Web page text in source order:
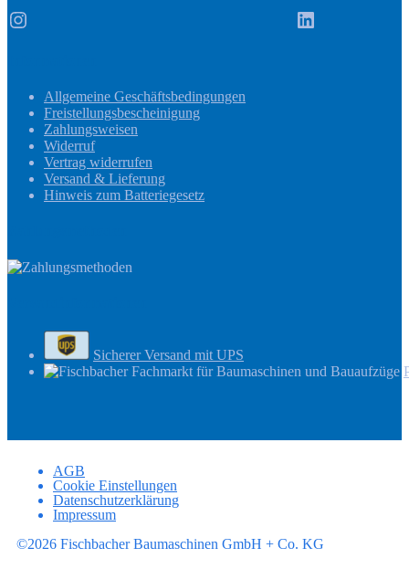
Instagram LinkedIn
Allgemeine Geschäftsbedingungen
Freistellungsbescheinigung
Zahlungsweisen
Widerruf
Vertrag widerrufen
Versand & Lieferung
Hinweis zum Batteriegesetz
Sicherer Versand mit UPS
AGB
Cookie Einstellungen
Datenschutzerklärung
Impressum
©2026 Fischbacher Baumaschinen GmbH + Co. KG